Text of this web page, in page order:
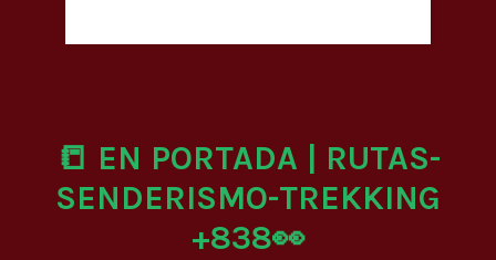
📒 EN PORTADA | RUTAS-
SENDERISMO-TREKKING
+838👀